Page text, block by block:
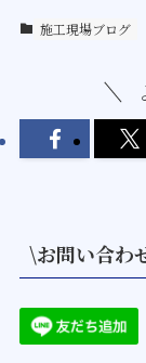
施工現場ブログ
\お問い合わ